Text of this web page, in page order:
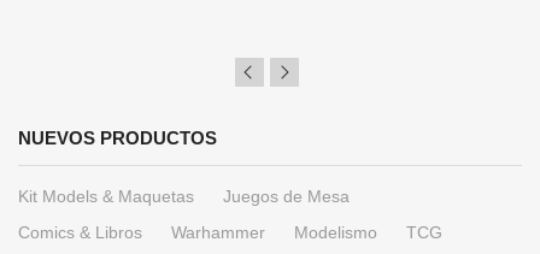
NUEVOS PRODUCTOS
Kit Models & Maquetas
Juegos de Mesa
Comics & Libros
Warhammer Modelismo
TCG